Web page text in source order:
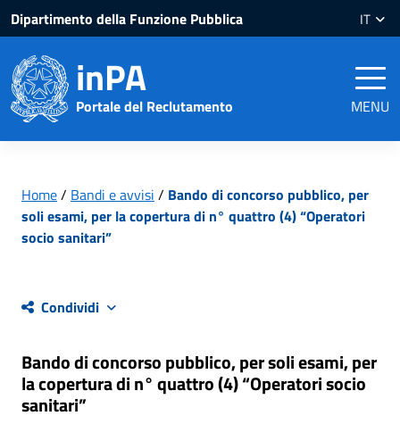
Salta
al
contenuto
Salta
al
pagina
Dipartimento della Funzione Pubblica IT
inPA
Portale del Reclutamento MENU
Home/ Bandi e avvisi / Bando di concorso pubblico, per
soli esami, per la copertura di n° quattro (4) “Operatori
socio sanitari”
Condividi
Bando di concorso pubblico, per soli esami, per
la copertura di n° quattro (4) “Operatori socio
sanitari”